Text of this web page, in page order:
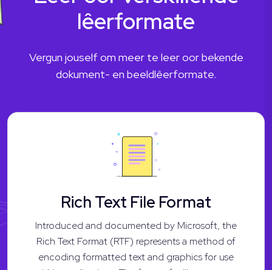
lêerformate
Vergun jouself om meer te leer oor bekende
dokument- en beeldlêerformate.
Rich Text File Format
Introduced and documented by Microsoft, the
Rich Text Format (RTF) represents a method of
encoding formatted text and graphics for use